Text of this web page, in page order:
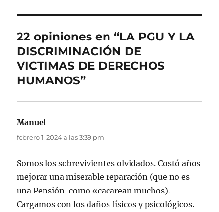
22 opiniones en “LA PGU Y LA
DISCRIMINACIÓN DE
VICTIMAS DE DERECHOS
HUMANOS”
Manuel
febrero 1, 2024 a las 3:39 pm
Somos los sobrevivientes olvidados. Costó años
mejorar una miserable reparación (que no es
una Pensión, como «cacarean muchos).
Cargamos con los daños físicos y psicológicos.